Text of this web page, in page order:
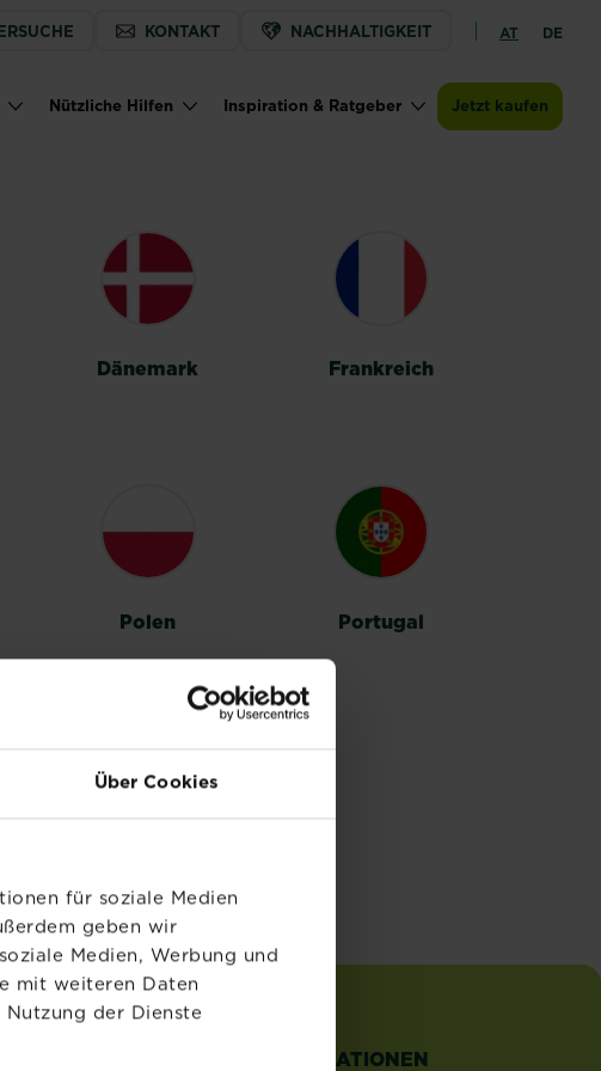
Über Cookies
für soziale Medien
geben wir
Medien, Werbung und
mit weiteren Daten
der Dienste
KONTAKT NACHHALTIGKEIT AT DE
Nützliche Hilfen Inspiration & Ratgeber Jetzt kaufen
Dänemark Frankreich
Polen Portugal
INFORMATIONEN